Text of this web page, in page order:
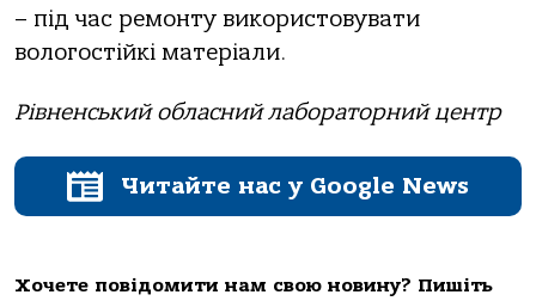
– під час ремонту використовувати
вологостійкі матеріали.
Рівненський обласний лабораторний центр
Читайте нас у Google News
Хочете повідомити нам свою новину? Пишіть